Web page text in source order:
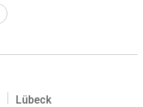
Lübeck